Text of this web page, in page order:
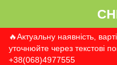
🔥Актуальну наявність,
уточнюйте через текстові
+38(068)4977555